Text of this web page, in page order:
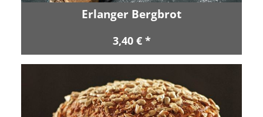
Erlanger Bergbrot
3,40 € *